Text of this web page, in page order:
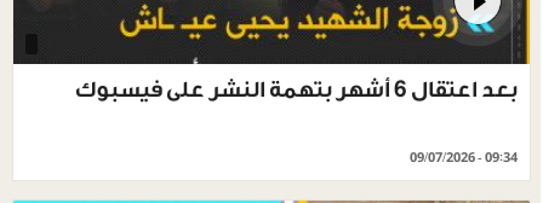
بعد اعتقال 6 أشهر بتهمة النشر على فيسبوك
09/07/2026 - 09:34